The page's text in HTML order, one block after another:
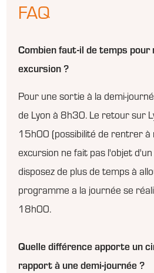
FAQ
Combien faut-il de temps
excursion ?
Pour une sortie à la demi-
de Lyon à 8h30. Le retour sur
15h00 (possibilité de rentrer à
excursion ne fait pas l'objet
disposez de plus de temps à
programme a la journée se
18h00.
Quelle différence apporte un
rapport à une demi-journée ?